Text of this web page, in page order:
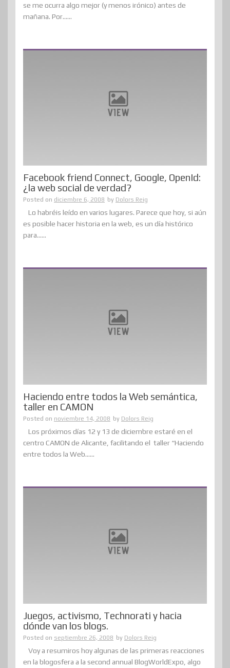
se me ocurra algo mejor (y menos irónico) antes de
mañana. Por......
Facebook friend Connect, Google, OpenId:
¿la web social de verdad?
Posted on diciembre 6, 2008 by Dolors Reig
Lo habréis leído en varios lugares. Parece que hoy, si aún
es posible hacer historia en la web, es un día histórico
para......
Haciendo entre todos la Web semántica,
taller en CAMON
Posted on noviembre 14, 2008 by Dolors Reig
Los próximos días 12 y 13 de diciembre estaré en el
centro CAMON de Alicante, facilitando el taller “Haciendo
entre todos la Web......
Juegos, activismo, Technorati y hacia
dónde van los blogs.
Posted on septiembre 26, 2008 by Dolors Reig
Voy a resumiros hoy algunas de las primeras reacciones
en la blogosfera a la second annual BlogWorldExpo, algo